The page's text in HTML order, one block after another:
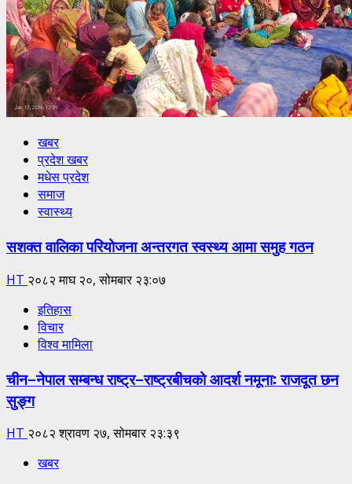
खबर
प्रदेश खबर
मधेस प्रदेश
समाज
स्वास्थ्य
सशक्त वालिका परियोजना अन्तरगत स्वस्थ्य आमा समुह गठन
HT २०८२ माघ २०, सोमबार २३:०७
इतिहास
विचार
विश्व मामिला
चीन–नेपाल सम्बन्ध राष्ट्र–राष्ट्रबीचको आदर्श नमूना: राजदूत छन
सुङ्ग
HT २०८२ श्रावण २७, सोमबार २३:३९
खबर